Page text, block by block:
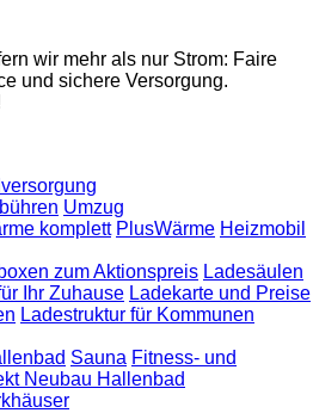
wir mehr als nur Strom: Faire
und sichere Versorgung.
Umzug
komplett PlusWärme Heizmobil
zum Aktionspreis Ladesäulen
Ihr Zuhause Ladekarte und Preise
Ladestruktur für Kommunen
Sauna Fitness- und
Neubau Hallenbad